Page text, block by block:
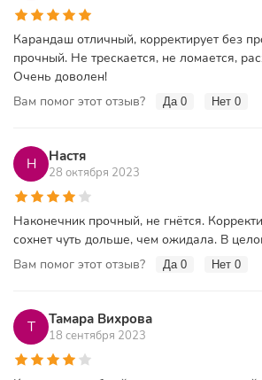
Карандаш отличный, корректирует без
прочный. Не трескается, не ломается,
Очень доволен!
Вам помог этот отзыв?
Да 0 Нет 0
Н Настя
28 октября 2023
Наконечник прочный, не гнётся.
сохнет чуть дольше, чем ожидала. В
Вам помог этот отзыв?
Да 0 Нет 0
Т Тамара Вихрова
18 сентября 2023